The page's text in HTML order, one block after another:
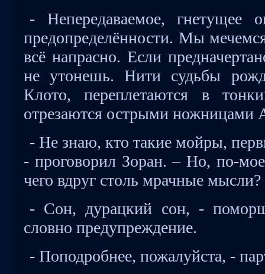
- Непередаваемое, гнетущее
предопределённости. Мы
всё напрасно. Если
не утонешь. Нити судьбы
Клото, переплетаются в
отрезаются острыми ножницами
- Не знаю, кто такие мойры,
- проговорил Зоран. – Но, по-
чего вдруг столь мрачные мысли?
- Сон, дурацкий сон, -
словно предупреждение.
- Поподробнее, пожалуйста, -